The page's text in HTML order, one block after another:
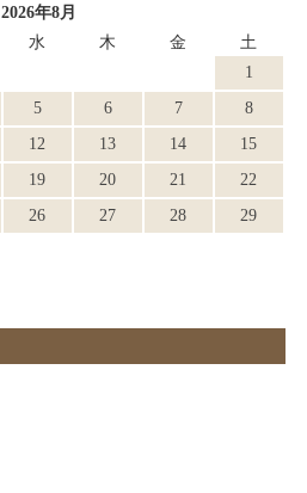
2026年8月
水 木 金
土
1
5 6 7
8
12 13 14
15
19 20 21
22
26 27 28
29